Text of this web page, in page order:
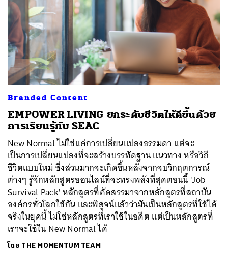
Branded Content
EMPOWER LIVING ยกระดับชีวิตให้ดีขึ้นด้วย
การเรียนรู้กับ SEAC
New Normal ไม่ใช่แค่การเปลี่ยนแปลงธรรมดา แต่จะ
เป็นการเปลี่ยนแปลงที่จะสร้างบรรทัดฐาน แนวทาง หรือวิถี
ชีวิตแบบใหม่ ซึ่งส่วนมากจะเกิดขึ้นหลังจากจบวิกฤตการณ์
ต่างๆ รู้จักหลักสูตรออนไลน์ที่จะทรงพลังที่สุดตอนนี้ 'Job
Survival Pack' หลักสูตรที่คัดสรรมาจากหลักสูตรที่สถาบัน
องค์กรทั่วโลกใช้กัน และพิสูจน์แล้วว่ามันเป็นหลักสูตรที่ใช้ได้
จริงในยุคนี้ ไม่ใช่หลักสูตรที่เราใช้ในอดีต แต่เป็นหลักสูตรที่
เราจะใช้ใน New Normal ได้
โดย THE MOMENTUM TEAM
ค้นหา